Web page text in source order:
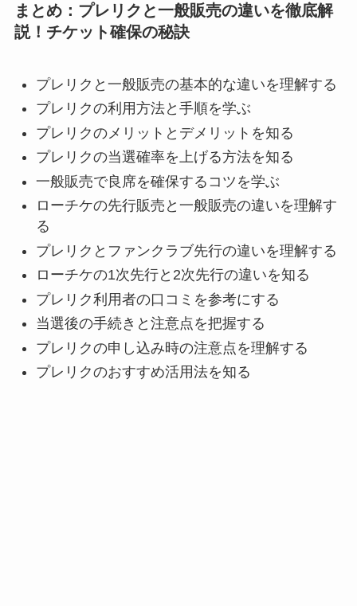
まとめ：プレリクと一般販売の違いを徹底解
説！チケット確保の秘訣
プレリクと一般販売の基本的な違いを理解する
プレリクの利用方法と手順を学ぶ
プレリクのメリットとデメリットを知る
プレリクの当選確率を上げる方法を知る
一般販売で良席を確保するコツを学ぶ
ローチケの先行販売と一般販売の違いを理解す
る
プレリクとファンクラブ先行の違いを理解する
ローチケの1次先行と2次先行の違いを知る
プレリク利用者の口コミを参考にする
当選後の手続きと注意点を把握する
プレリクの申し込み時の注意点を理解する
プレリクのおすすめ活用法を知る